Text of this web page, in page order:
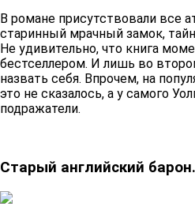
В романе присутствовали все
старинный мрачный замок,
Не удивительно, что книга
бестселлером. И лишь во
назвать себя. Впрочем, на
это не сказалось, а у самого
подражатели.
Старый английский